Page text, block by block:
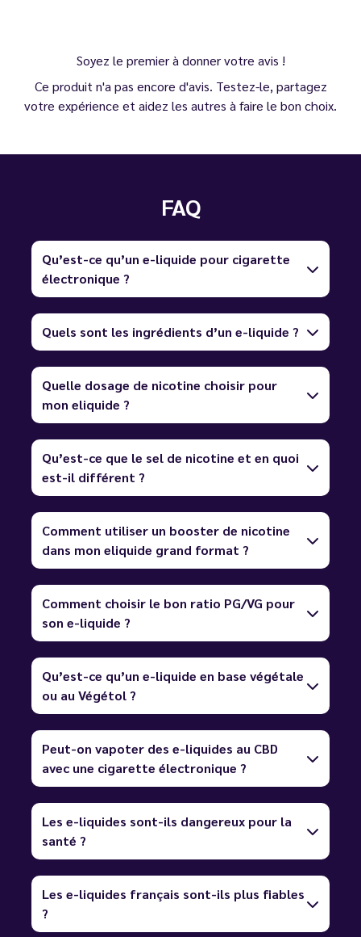
Soyez le premier à donner votre avis !
Ce produit n'a pas encore d'avis. Testez-le, partagez
votre expérience et aidez les autres à faire le bon choix.
FAQ
Qu’est-ce qu’un e-liquide pour cigarette
électronique ?
Quels sont les ingrédients d’un e-liquide ?
Quelle dosage de nicotine choisir pour
mon eliquide ?
Qu’est-ce que le sel de nicotine et en quoi
est-il différent ?
Comment utiliser un booster de nicotine
dans mon eliquide grand format ?
Comment choisir le bon ratio PG/VG pour
son e-liquide ?
Qu’est-ce qu’un e-liquide en base végétale
ou au Végétol ?
Peut-on vapoter des e-liquides au CBD
avec une cigarette électronique ?
Les e-liquides sont-ils dangereux pour la
santé ?
Les e-liquides français sont-ils plus fiables
?